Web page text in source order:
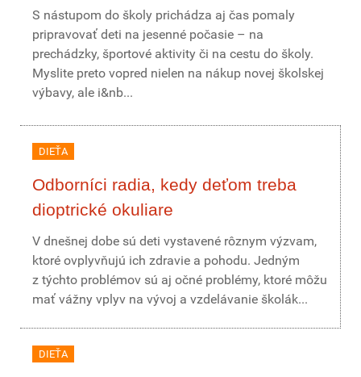
S nástupom do školy prichádza aj čas pomaly
pripravovať deti na jesenné počasie – na
prechádzky, športové aktivity či na cestu do školy.
Myslite preto vopred nielen na nákup novej školskej
výbavy, ale i&nb...
DIEŤA
Odborníci radia, kedy deťom treba
dioptrické okuliare
V dnešnej dobe sú deti vystavené rôznym výzvam,
ktoré ovplyvňujú ich zdravie a pohodu. Jedným
z týchto problémov sú aj očné problémy, ktoré môžu
mať vážny vplyv na vývoj a vzdelávanie školák...
DIEŤA